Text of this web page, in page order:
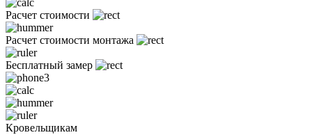
Расчет стоимости
Расчет стоимости монтажа
Бесплатный замер
Кровельщикам